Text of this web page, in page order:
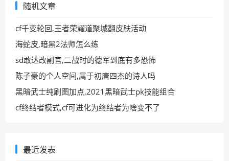
随机文章
cf千变轮回,王者荣耀道聚城翻皮肤活动
海蛇皮,暗黑2法师怎么练
sd敢达改副官,二战时的德军到底有多恐怖
陈子豪的个人空间,属于初唐四杰的诗人吗
黑暗武士纯刷图加点,2021黑暗武士pk技能组合
cf终结者模式,cf可进化为终结者为啥变不了
最近发表